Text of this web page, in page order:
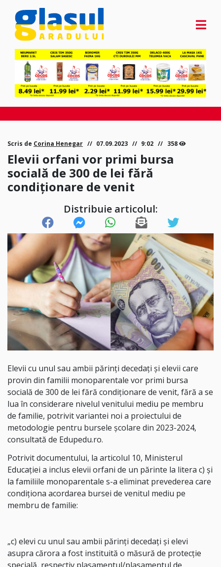
Scris de Corina Henegar 07.09.2023 9:02 358
Elevii orfani vor primi bursa
socială de 300 de lei fără
condiționare de venit
Distribuie articolul:
Elevii cu unul sau ambii părinți decedați și elevii care
provin din familii monoparentale vor primi bursa
socială de 300 de lei fără condiționare de venit, fără a se
lua în considerare nivelul venitului mediu pe membru
de familie, potrivit variantei noi a proiectului de
metodologie pentru bursele școlare din 2023-2024,
consultată de Edupedu.ro.
Potrivit documentului, la articolul 10, Ministerul
Educației a inclus elevii orfani de un părinte la litera c) și
la familiile monoparentale s-a eliminat prevederea care
condiționa acordarea bursei de venitul mediu pe
membru de familie:
„c) elevi cu unul sau ambii părinți decedați și elevi
asupra cărora a fost instituită o măsură de protecție